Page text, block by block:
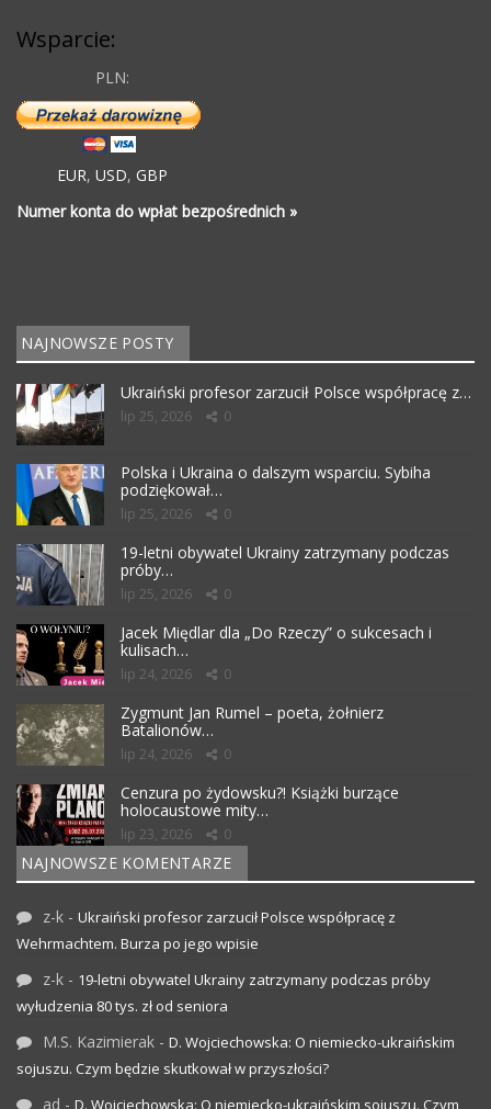
Wsparcie:
PLN:
EUR, USD, GBP
Numer konta do wpłat bezpośrednich »
NAJNOWSZE POSTY
Ukraiński profesor zarzucił Polsce współpracę z…
lip 25, 2026 0
Polska i Ukraina o dalszym wsparciu. Sybiha
podziękował…
lip 25, 2026 0
19-letni obywatel Ukrainy zatrzymany podczas
próby…
lip 25, 2026 0
Jacek Międlar dla „Do Rzeczy” o sukcesach i
kulisach…
lip 24, 2026 0
Zygmunt Jan Rumel – poeta, żołnierz
Batalionów…
lip 24, 2026 0
Cenzura po żydowsku?! Książki burzące
holocaustowe mity…
lip 23, 2026 0
NAJNOWSZE KOMENTARZE
z-k - Ukraiński profesor zarzucił Polsce współpracę z
Wehrmachtem. Burza po jego wpisie
z-k - 19-letni obywatel Ukrainy zatrzymany podczas próby
wyłudzenia 80 tys. zł od seniora
M.S. Kazimierak - D. Wojciechowska: O niemiecko-ukraińskim
sojuszu. Czym będzie skutkował w przyszłości?
ad - D. Wojciechowska: O niemiecko-ukraińskim sojuszu. Czym